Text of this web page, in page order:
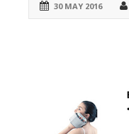
30 MAY 2016